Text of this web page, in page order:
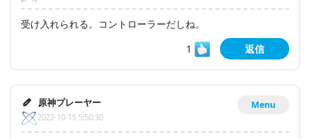
受け入れられる。コントローラーだしね。
1
返信
Menu
原神プレーヤー
2022-10-15 5:50:30